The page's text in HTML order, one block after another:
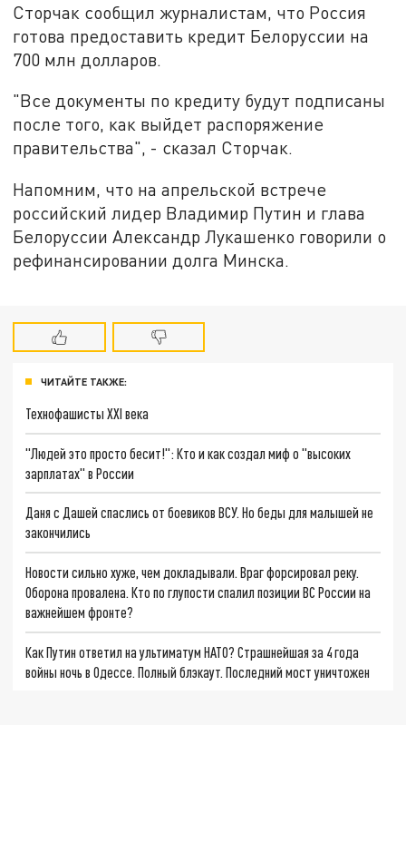
Сторчак сообщил журналистам, что Россия
готова предоставить кредит Белоруссии на
700 млн долларов.
"Все документы по кредиту будут подписаны
после того, как выйдет распоряжение
правительства", - сказал Сторчак.
Напомним, что на апрельской встрече
российский лидер Владимир Путин и глава
Белоруссии Александр Лукашенко говорили о
рефинансировании долга Минска.
ЧИТАЙТЕ ТАКЖЕ:
Технофашисты XXI века
"Людей это просто бесит!": Кто и как создал миф о "высоких
зарплатах" в России
Даня с Дашей спаслись от боевиков ВСУ. Но беды для малышей не
закончились
Новости сильно хуже, чем докладывали. Враг форсировал реку.
Оборона провалена. Кто по глупости спалил позиции ВС России на
важнейшем фронте?
Как Путин ответил на ультиматум НАТО? Страшнейшая за 4 года
войны ночь в Одессе. Полный блэкаут. Последний мост уничтожен